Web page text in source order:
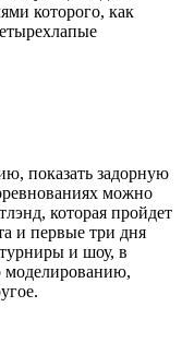
которого, как
показать задорную
можно
которая пройдет
и первые три дня
и шоу, в
моделированию,